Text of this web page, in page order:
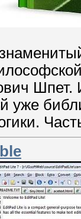
уже